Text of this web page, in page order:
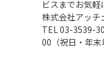
ビスまでお気軽
株式会社アッ
TEL 03-3539-
00（祝日・年末